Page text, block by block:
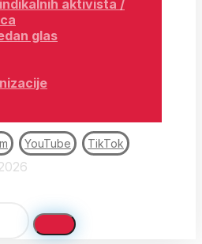
aktivista /
glas
YouTube TikTok